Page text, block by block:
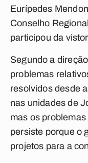
Eurípedes
Conselho
participou da
Segundo a
problemas
resolvidos desde
nas unidades de
mas os
persiste porque o
projetos para a